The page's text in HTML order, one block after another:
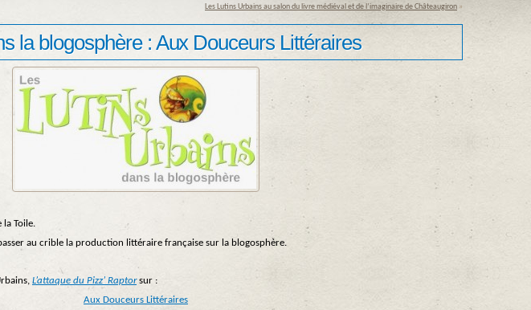
Les Lutins Urbains au salon du livre médiéval et de l’imaginaire de Châteaugiron »
la blogosphère : Aux Douceurs Littéraires
la Toile.
au crible la production littéraire française sur la blogosphère.
L’attaque du Pizz’ Raptorsur :
Aux Douceurs Littéraires